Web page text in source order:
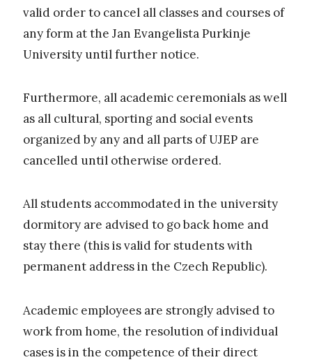
valid order to cancel all classes and courses of
any form at the Jan Evangelista Purkinje
University until further notice.
Furthermore, all academic ceremonials as well
as all cultural, sporting and social events
organized by any and all parts of UJEP are
cancelled until otherwise ordered.
All students accommodated in the university
dormitory are advised to go back home and
stay there (this is valid for students with
permanent address in the Czech Republic).
Academic employees are strongly advised to
work from home, the resolution of individual
cases is in the competence of their direct